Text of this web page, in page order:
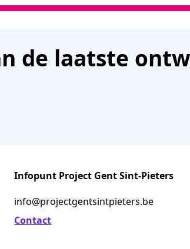
de laatste
Infopunt Project Gent Sint-Pieters
info@projectgentsintpieters.be
Contact